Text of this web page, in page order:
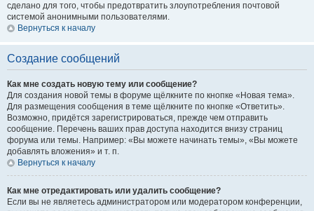
сделано для того, чтобы предотвратить злоупотребления почтовой
системой анонимными пользователями.
Вернуться к началу
Создание сообщений
Как мне создать новую тему или сообщение?
Для создания новой темы в форуме щёлкните по кнопке «Новая тема».
Для размещения сообщения в теме щёлкните по кнопке «Ответить».
Возможно, придётся зарегистрироваться, прежде чем отправить
сообщение. Перечень ваших прав доступа находится внизу страниц
форума или темы. Например: «Вы можете начинать темы», «Вы можете
добавлять вложения» и т. п.
Вернуться к началу
Как мне отредактировать или удалить сообщение?
Если вы не являетесь администратором или модератором конференции,